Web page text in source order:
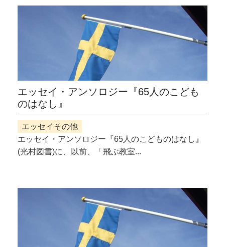
エッセイ・アンソロジー『65人のこども
のはなし』
エッセイその他
エッセイ・アンソロジー『65人のこどものはなし』
(光村図書)に、以前、「飛ぶ教室...